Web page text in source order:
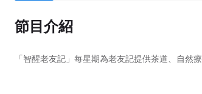
節目介紹
「智醒老友記」每星期為老友記提供茶道、自然